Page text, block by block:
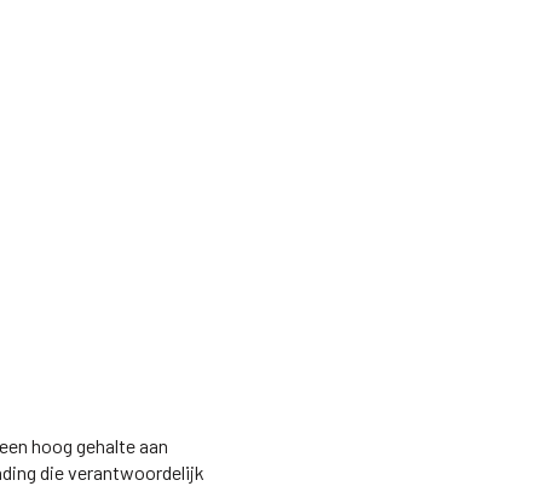
hoog gehalte aan
die verantwoordelijk